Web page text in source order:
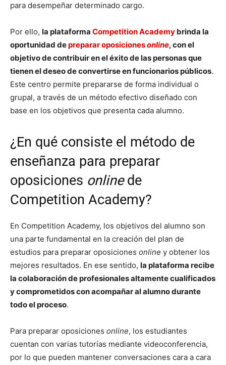
para desempeñar determinado cargo.
Por ello, la plataforma Competition Academy brinda la
oportunidad depreparar oposicionesonline, con el
objetivo de contribuir en el éxito de las personas que
tienen el deseo de convertirse en funcionarios públicos.
Este centro permite prepararse de forma individual o
grupal, a través de un método efectivo diseñado con
base en los objetivos que presenta cada alumno.
¿En qué consiste el método de
enseñanza para preparar
oposiciones onlinede
Competition Academy?
En Competition Academy, los objetivos del alumno son
una parte fundamental en la creación del plan de
estudios para preparar oposiciones online y obtener los
mejores resultados. En ese sentido, la plataforma recibe
la colaboración de profesionales altamente cualificados
y comprometidos con acompañar al alumno durante
todo el proceso.
Para preparar oposiciones online, los estudiantes
cuentan con varias tutorías mediante videoconferencia,
por lo que pueden mantener conversaciones cara a cara